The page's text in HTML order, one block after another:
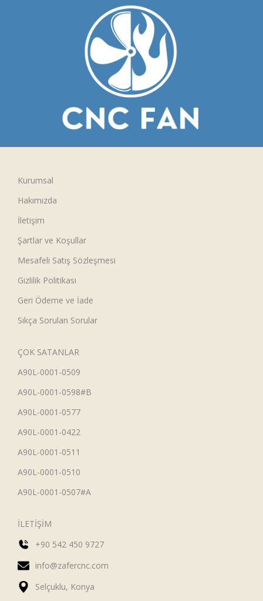
Kurumsal
Hakımızda
İletişim
Şartlar ve Koşullar
Mesafeli Satış Sözleşmesi
Gizlilik Politikası
Geri Ödeme ve İade
Sıkça Sorulan Sorular
ÇOK SATANLAR
A90L-0001-0509
A90L-0001-0598#B
A90L-0001-0577
A90L-0001-0422
A90L-0001-0511
A90L-0001-0510
A90L-0001-0507#A
İLETİŞİM
+90 542 450 9727
info@zafercnc.com
Selçuklu, Konya